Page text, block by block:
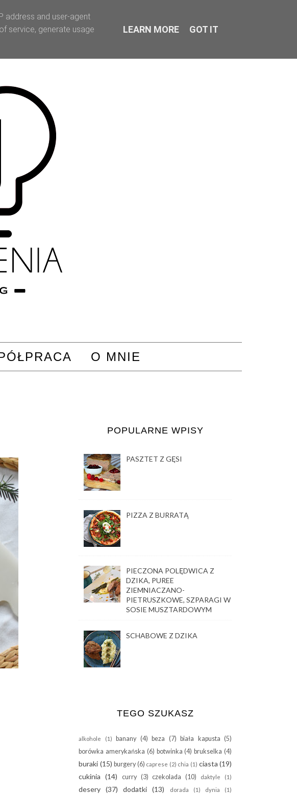
O MNIE
POPULARNE WPISY
PASZTET Z GĘSI
PIZZA Z BURRATĄ
PIECZONA POLĘDWICA Z
DZIKA, PUREE
ZIEMNIACZANO-
PIETRUSZKOWE, SZPARAGI W
SOSIE MUSZTARDOWYM
SCHABOWE Z DZIKA
TEGO SZUKASZ
alkohole (1) banany (4) beza (7) biała kapusta (5)
borówka amerykańska (6) botwinka (4) brukselka (4)
buraki (15) burgery(6) caprese (2) chia (1) ciasta (19)
cukinia (14) curry (3) czekolada (10) daktyle (1)
desery (37) dodatki (13) dorada (1) dynia (1)
address and user-agent
service, generate usage
LEARN MORE GOT IT